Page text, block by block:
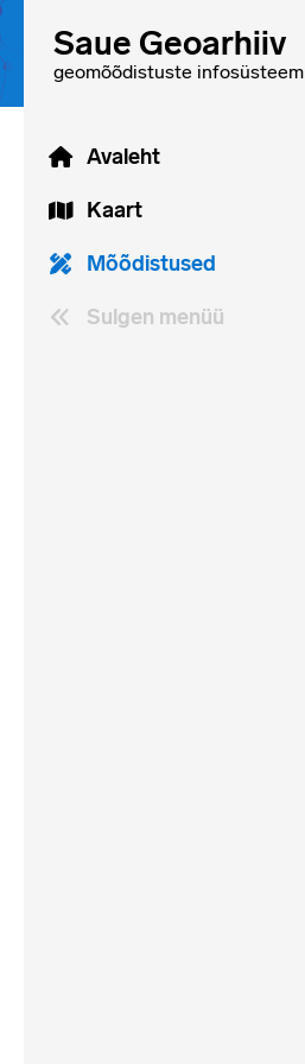
Saue Geoarhiiv
geomõõdistuste infosüsteem
Avaleht
Kaart
Mõõdistused
Sulgen menüü